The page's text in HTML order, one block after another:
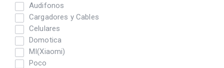
Audifonos
Cargadores y Cables
Celulares
Domotica
MI(Xiaomi)
Poco